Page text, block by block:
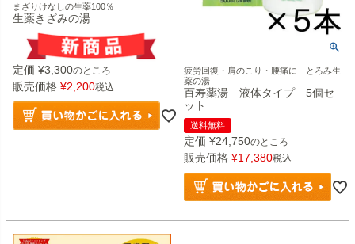
まざりけなしの生薬100％
生薬きざみの湯
定価 ¥3,300のところ
販売価格 ¥2,200税込
疲労回復・肩のこり・腰痛に とろみ生
薬の湯
百寿薬湯 液体タイプ 5個セ
ット
送料無料
定価 ¥24,750のところ
販売価格 ¥17,380税込